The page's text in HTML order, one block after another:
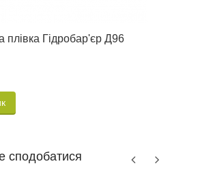
плівка Гідробар'єр Д96
сподобатися